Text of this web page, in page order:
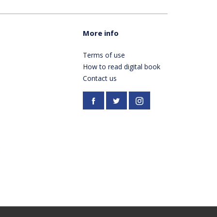
More info
Terms of use
How to read digital book
Contact us
Facebookhttps://twitter.com/
Instagram